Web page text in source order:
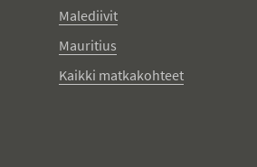
Malediivit
Mauritius
Kaikki matkakohteet